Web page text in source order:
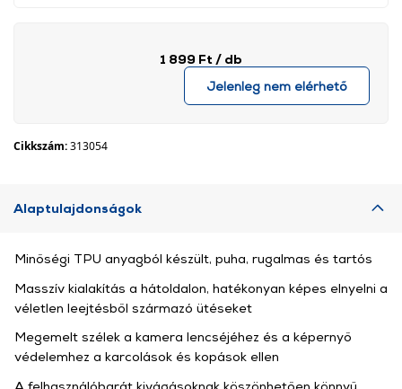
1 899 Ft / db
Jelenleg nem elérhető
Cikkszám:313054
Alaptulajdonságok
Minőségi TPU anyagból készült, puha, rugalmas és tartós
Masszív kialakítás a hátoldalon, hatékonyan képes elnyelni a
véletlen leejtésből származó ütéseket
Megemelt szélek a kamera lencséjéhez és a képernyő
védelemhez a karcolások és kopások ellen
A felhasználóbarát kivágásoknak köszönhetően könnyű